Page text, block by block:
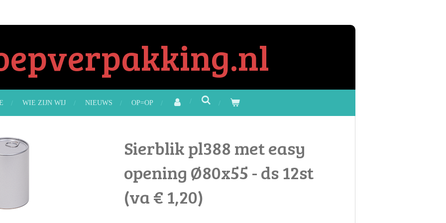
WIE ZIJN WIJ NIEUWS OP=OP
Sierblik pl388 met easy
opening Ø80x55 - ds 12st
(va € 1,20)